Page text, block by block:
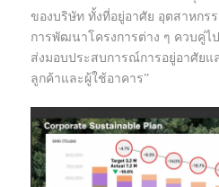
ของบริษัท ทั้งที่อยู่อาศัย อุตสาหกร
การพัฒนาโครงการต่าง ๆ ควบคู่ไ
ส่งมอบประสบการณ์การอยู่อาศัยแ
ลูกค้าและผู้ใช้อาคาร”